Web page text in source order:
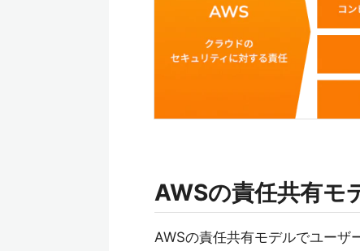
AWSの責任共有モ
AWSの責任共有モデルでユーザ